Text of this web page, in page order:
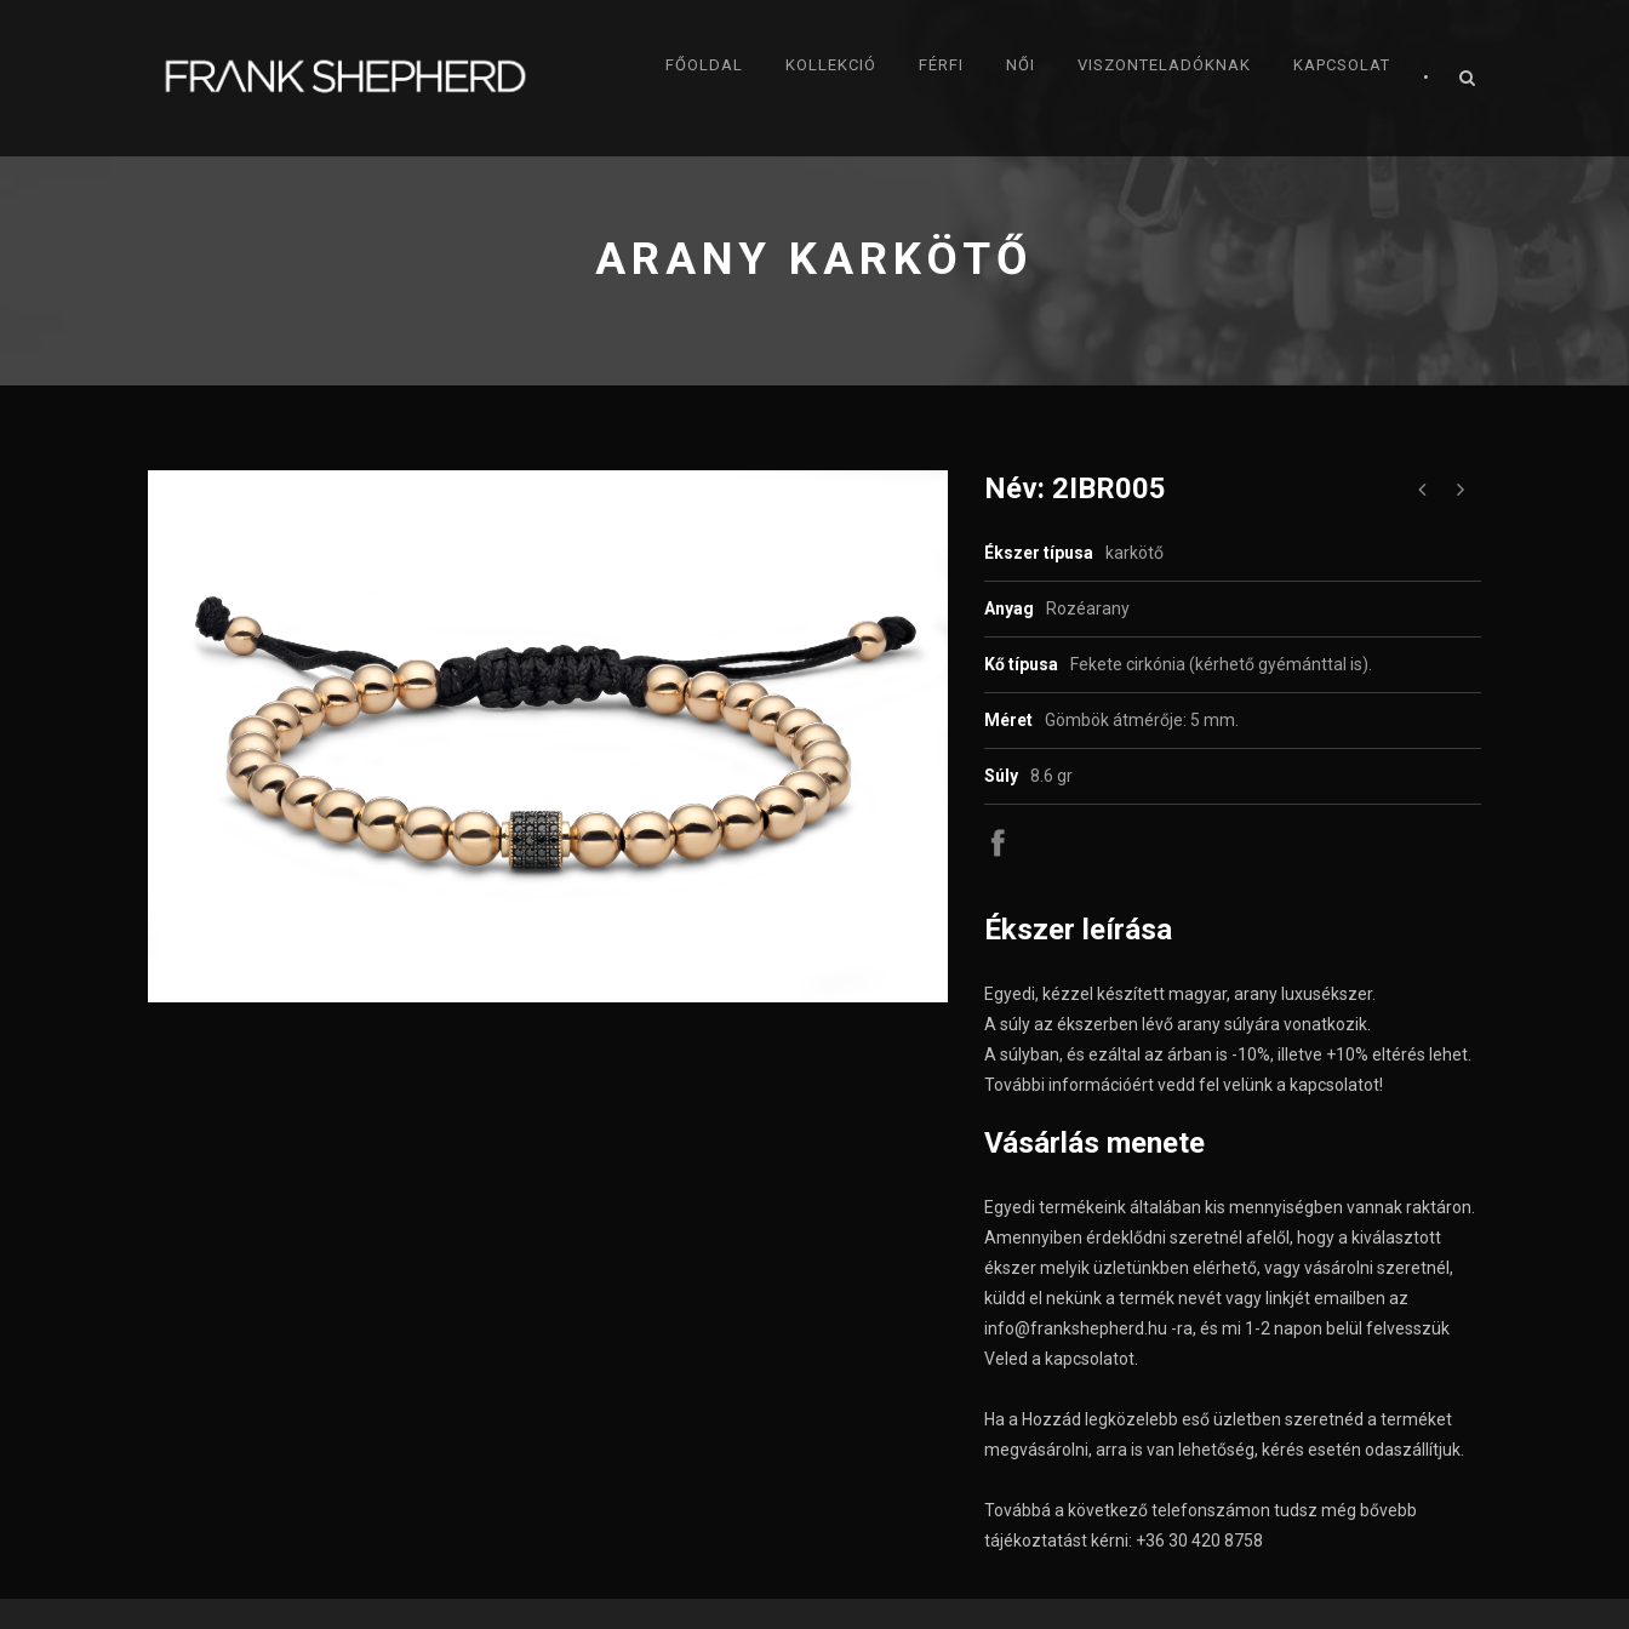
FŐOLDAL KOLLEKCIÓ FÉRFI NŐI VISZONTELADÓKNAK KAPCSOLAT
•
ARANY KARKÖTŐ
Név: 2IBR005
Ékszer típusa karkötő
Anyag Rozéarany
Kő típusa Fekete cirkónia (kérhető gyémánttal is).
Méret Gömbök átmérője: 5 mm.
Súly 8.6 gr
Ékszer leírása
Egyedi, kézzel készített magyar, arany luxusékszer.
A súly az ékszerben lévő arany súlyára vonatkozik.
A súlyban, és ezáltal az árban is -10%, illetve +10% eltérés lehet.
További információért vedd fel velünk a kapcsolatot!
Vásárlás menete
Egyedi termékeink általában kis mennyiségben vannak raktáron.
Amennyiben érdeklődni szeretnél afelől, hogy a kiválasztott
ékszer melyik üzletünkben elérhető, vagy vásárolni szeretnél,
küldd el nekünk a termék nevét vagy linkjét emailben az
info@frankshepherd.hu -ra, és mi 1-2 napon belül felvesszük
Veled a kapcsolatot.
Ha a Hozzád legközelebb eső üzletben szeretnéd a terméket
megvásárolni, arra is van lehetőség, kérés esetén odaszállítjuk.
Továbbá a következő telefonszámon tudsz még bővebb
tájékoztatást kérni: +36 30 420 8758